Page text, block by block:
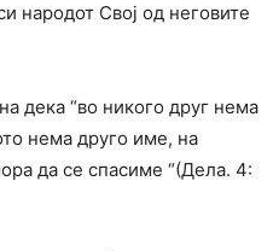
народот Свој од неговите
дека “во никого друг нема
нема друго име, на
да се спасиме “(Дела. 4: